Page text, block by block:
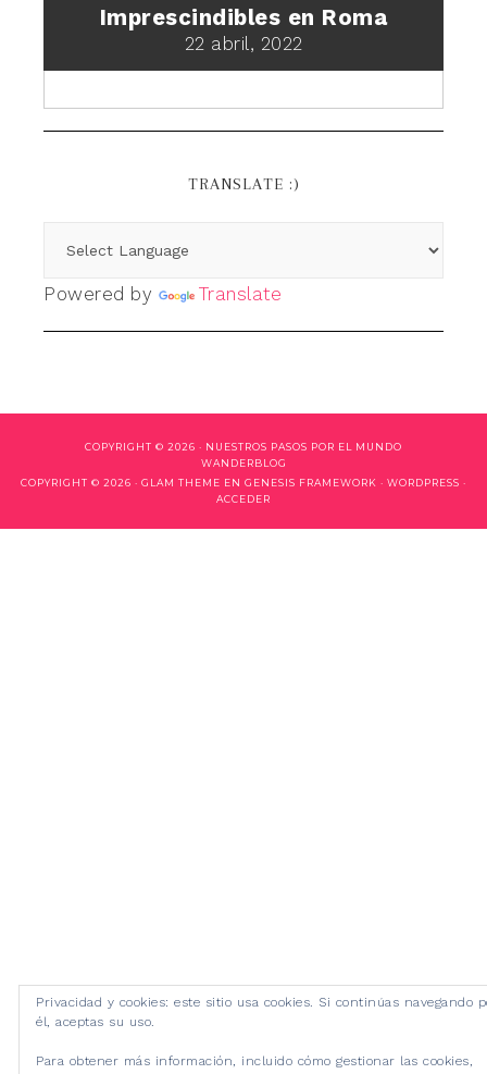
Imprescindibles en Roma
22 abril, 2022
TRANSLATE :)
Powered by Translate
COPYRIGHT © 2026 · NUESTROS PASOS POR EL MUNDO
WANDERBLOG
COPYRIGHT © 2026 · GLAM THEME EN GENESIS FRAMEWORK · WORDPRESS ·
ACCEDER
Privacidad y cookies: este sitio usa cookies. Si continúas navegando
él, aceptas su uso.
Para obtener más información, incluido cómo gestionar las cookies,